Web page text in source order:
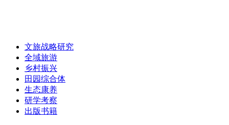
文旅战略研究
全域旅游
乡村振兴
田园综合体
生态康养
研学考察
出版书籍